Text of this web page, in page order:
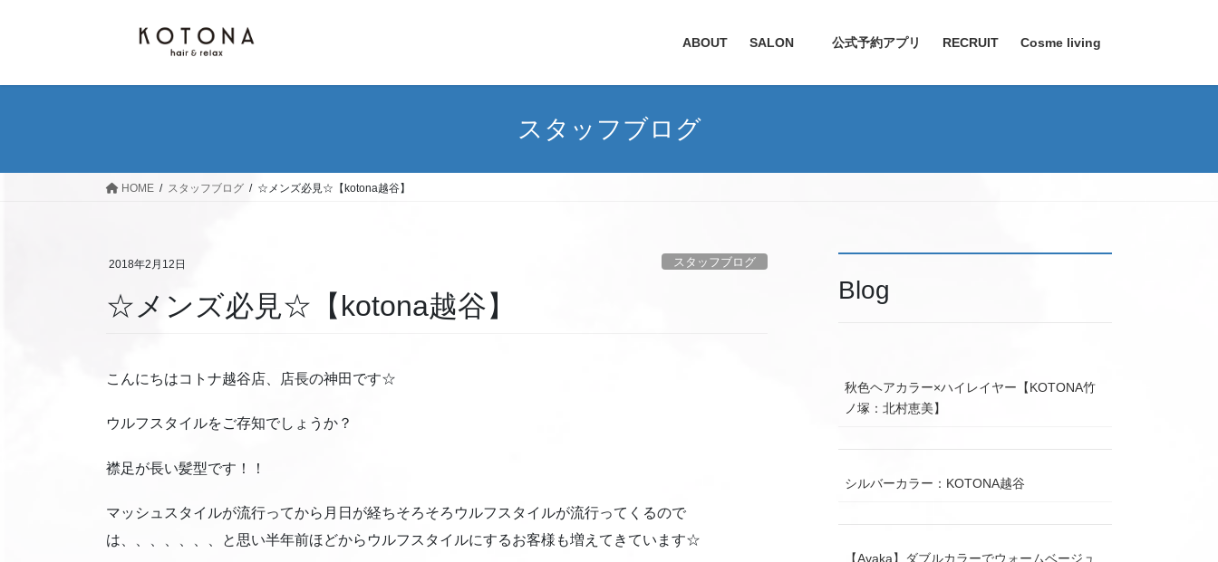
ABOUT SALON 公式予約アプリ RECRUIT Cosme living
スタッフブログ
HOME スタッフブログ ☆メンズ必見☆【kotona越谷】
2018年2月12日 スタッフブログ
☆メンズ必見☆【kotona越谷】
こんにちはコトナ越谷店、店長の神田です☆
ウルフスタイルをご存知でしょうか？
襟足が長い髪型です！！
マッシュスタイルが流行ってから月日が経ちそろそろウルフスタイルが流行ってくるので
は、、、、、、、と思い半年前ほどからウルフスタイルにするお客様も増えてきています☆
Blog
秋色ヘアカラー×ハイレイヤー【KOTONA竹
ノ塚：北村恵美】
シルバーカラー：KOTONA越谷
【Ayaka】ダブルカラーでウォームベージュ